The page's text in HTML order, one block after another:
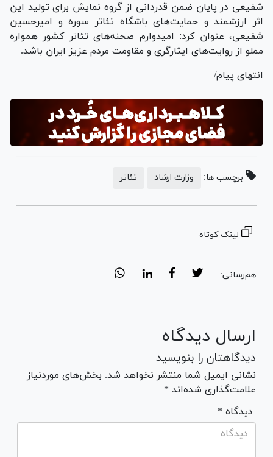
شفیعی در پایان ضمن قدردانی از گروه نمایش برای تولید این
اثر ارزشمند و حمایت‌های باشگاه تئاتر سوره و امیرحسین
شفیعی، عنوان کرد: امیدوارم صحنه‌های تئاتر کشور همواره
مملو از روایت‌های ایثارگری و مقاومت مردم عزیز ایران باشد.
انتهای پیام/
برچسب ها: وزارت ارشاد تئاتر
لینک کوتاه
هم‌رسانی:
ارسال دیدگاه
دیدگاهتان را بنویسید
نشانی ایمیل شما منتشر نخواهد شد. بخش‌های موردنیاز
علامت‌گذاری شده‌اند *
* دیدگاه